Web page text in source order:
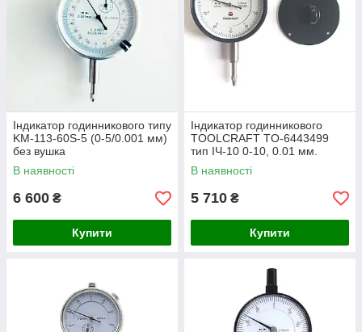
Індикатор годинникового типу
KM-113-60S-5 (0-5/0.001 мм)
без вушка
В наявності
6 600 ₴
Купити
Індикатор годинникового
TOOLCRAFT TO-6443499
тип ІЧ-10 0-10, 0.01 мм.
Германия
В наявності
5 710 ₴
Купити